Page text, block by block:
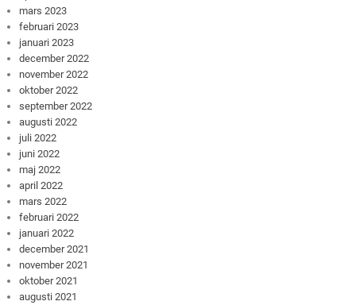
mars 2023
februari 2023
januari 2023
december 2022
november 2022
oktober 2022
september 2022
augusti 2022
juli 2022
juni 2022
maj 2022
april 2022
mars 2022
februari 2022
januari 2022
december 2021
november 2021
oktober 2021
augusti 2021